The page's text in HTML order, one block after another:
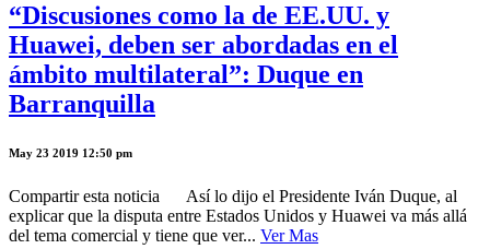
“Discusiones como la de EE.UU. y
Huawei, deben ser abordadas en el
ámbito multilateral”: Duque en
Barranquilla
May 23 2019 12:50 pm
Compartir esta noticia Así lo dijo el Presidente Iván Duque, al
explicar que la disputa entre Estados Unidos y Huawei va más allá
del tema comercial y tiene que ver... Ver Mas